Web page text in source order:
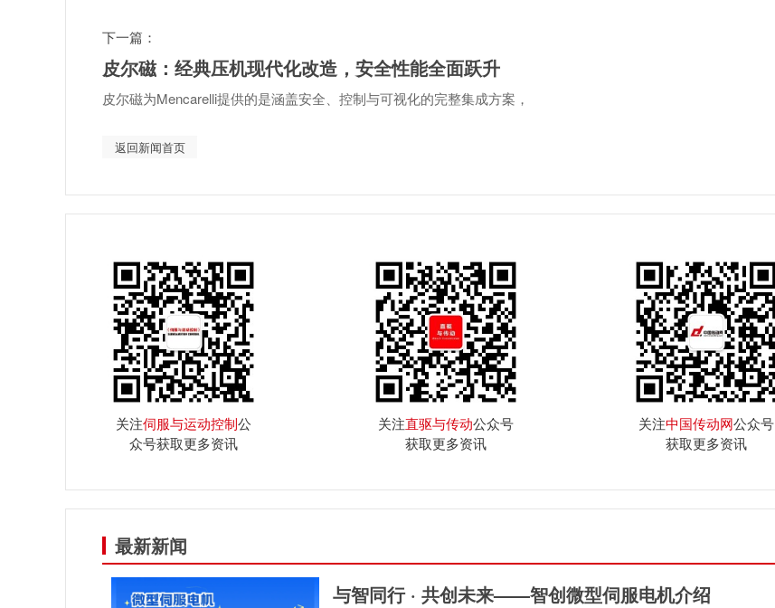
下一篇：
皮尔磁：经典压机现代化改造，安全性能全面跃升
皮尔磁为Mencarelli提供的是涵盖安全、控制与可视化的完整集成方案，
返回新闻首页
关注伺服与运动控制公
众号获取更多资讯
关注直驱与传动公众号
获取更多资讯
关注中国传动网公众号
获取更多资讯
最新新闻
与智同行 · 共创未来——智创微型伺服电机介绍